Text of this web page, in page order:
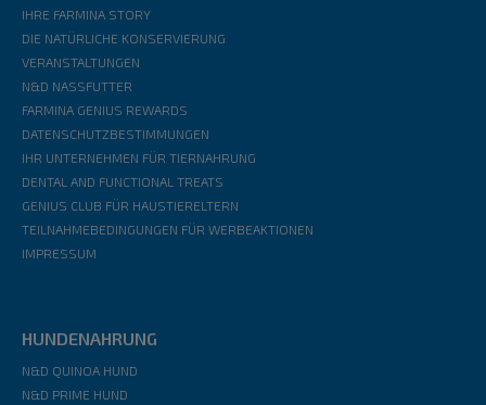
IHRE FARMINA STORY
DIE NATÜRLICHE KONSERVIERUNG
VERANSTALTUNGEN
N&D NASSFUTTER
FARMINA GENIUS REWARDS
DATENSCHUTZBESTIMMUNGEN
IHR UNTERNEHMEN FÜR TIERNAHRUNG
DENTAL AND FUNCTIONAL TREATS
GENIUS CLUB FÜR HAUSTIERELTERN
TEILNAHMEBEDINGUNGEN FÜR WERBEAKTIONEN
IMPRESSUM
HUNDENAHRUNG
N&D QUINOA HUND
N&D PRIME HUND